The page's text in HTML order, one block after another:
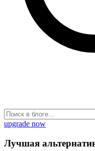
upgrade now
Лучшая